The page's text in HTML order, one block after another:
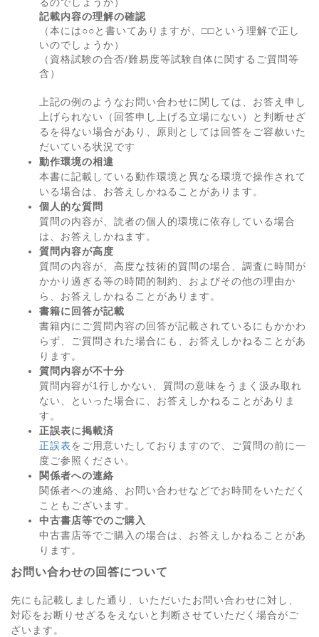
るのでしょうか）
記載内容の理解の確認
（本には○○と書いてありますが、□□という理解で正し
いのでしょうか）
（資格試験の合否/難易度等試験自体に関するご質問等
含）
上記の例のようなお問い合わせに関しては、お答え申し
上げられない（回答申し上げる立場にない）と判断せざ
るを得ない場合があり、原則としては回答をご容赦いた
だいている状況です
動作環境の相違
本書に記載している動作環境と異なる環境で操作されて
いる場合は、お答えしかねることがあります。
個人的な質問
質問の内容が、読者の個人的環境に依存している場合
は、お答えしかねます。
質問内容が高度
質問の内容が、高度な技術的質問の場合、調査に時間が
かかり過ぎる等の時間的制約、およびその他の理由か
ら、お答えしかねることがあります。
書籍に回答が記載
書籍内にご質問内容の回答が記載されているにもかかわ
らず、ご質問された場合にも、お答えしかねることがあ
ります。
質問内容が不十分
質問内容が1行しかない、質問の意味をうまく汲み取れ
ない、といった場合に、お答えしかねることがありま
す。
正誤表に掲載済
正誤表をご用意いたしておりますので、ご質問の前に一
度ご参照ください。
関係者への連絡
関係者への連絡、お問い合わせなどでお時間をいただく
こともございます。
中古書店等でのご購入
中古書店等でご購入の場合は、お答えしかねることがあ
ります。
お問い合わせの回答について
先にも記載しました通り、いただいたお問い合わせに対し、
対応をお断りせざるをえないと判断させていただく場合がご
ざいます。